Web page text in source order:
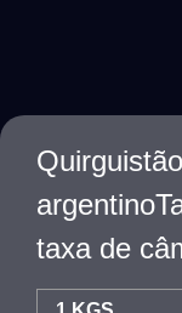
taxa de